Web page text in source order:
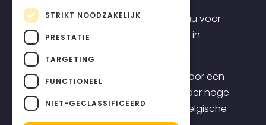
Incrediweb is een webdesign bureau voor
zelfstandigen en kmo's. Wij geloven in
transparantie en voorspelbaarheid.
Daarom bieden we websites aan voor een
transparante all-inclusive prijs, zonder hoge
opstartkosten, inclusief topklasse Belgische
STRIKT NOODZAKELIJK
PRESTATIE
TARGETING
FUNCTIONEEL
NIET-GECLASSIFICEERD